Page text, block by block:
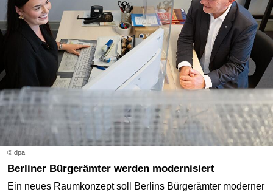
© dpa
Berliner Bürgerämter werden modernisiert
Ein neues Raumkonzept soll Berlins Bürgerämter moderner